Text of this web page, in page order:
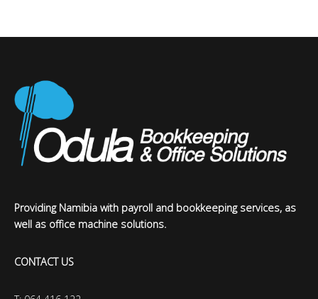
Providing Namibia with payroll and bookkeeping services, as
well as office machine solutions.
CONTACT US